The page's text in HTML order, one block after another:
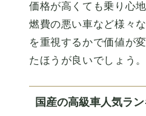
価格が高くても乗り心
燃費の悪い車など様々
を重視するかで価値が
たほうが良いでしょう。
国産の高級車人気ラ